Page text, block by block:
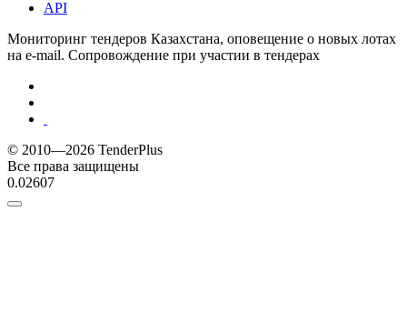
API
Мониторинг тендеров Казахстана, оповещение о новых лотах
на e-mail. Сопровождение при участии в тендерах
© 2010—2026 TenderPlus
Все права защищены
0.02607